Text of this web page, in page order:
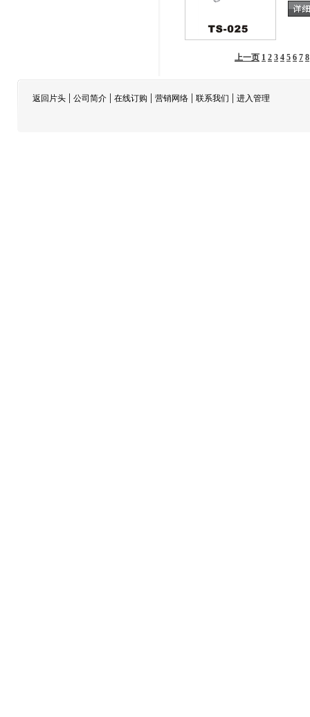
上一页 1 2 3 4 5 6 7 8
返回片头 | 公司简介 | 在线订购 | 营销网络 | 联系我们 | 进入管理